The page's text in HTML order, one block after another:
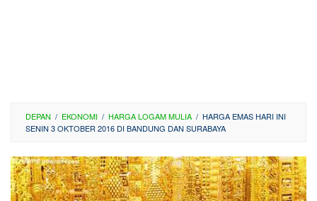
DEPAN / EKONOMI / HARGA LOGAM MULIA / HARGA EMAS HARI INI
SENIN 3 OKTOBER 2016 DI BANDUNG DAN SURABAYA